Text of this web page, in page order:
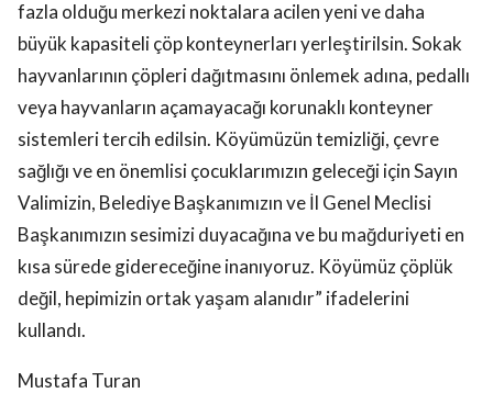
fazla olduğu merkezi noktalara acilen yeni ve daha
büyük kapasiteli çöp konteynerları yerleştirilsin. Sokak
hayvanlarının çöpleri dağıtmasını önlemek adına, pedallı
veya hayvanların açamayacağı korunaklı konteyner
sistemleri tercih edilsin. Köyümüzün temizliği, çevre
sağlığı ve en önemlisi çocuklarımızın geleceği için Sayın
Valimizin, Belediye Başkanımızın ve İl Genel Meclisi
Başkanımızın sesimizi duyacağına ve bu mağduriyeti en
kısa sürede gidereceğine inanıyoruz. Köyümüz çöplük
değil, hepimizin ortak yaşam alanıdır” ifadelerini
kullandı.
Mustafa Turan